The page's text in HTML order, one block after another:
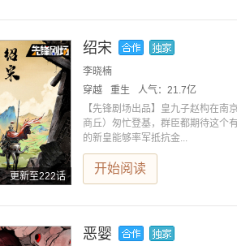
更新至222话
绍宋
李晓楠
穿越
重生 人气： 21.7亿
【先锋剧场出品】皇九子赵构在南
商丘）匆忙登基，群臣都期待这个
的新皇能够率军抵抗金...
开始阅读
恶婴